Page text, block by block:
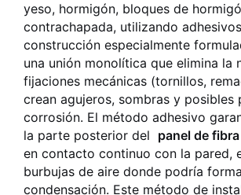
yeso, hormigón, bloques de
contrachapada, utilizando
construcción especialmente
una unión monolítica que elimina la
fijaciones mecánicas (tornillos,
crean agujeros, sombras y posibles
corrosión. El método adhesivo
la parte posterior del panel de
en contacto continuo con la pared,
burbujas de aire donde podría
condensación. Este método de